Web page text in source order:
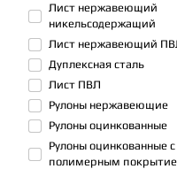
Лист нержавеющий
никельсодержащий
Лист нержавеющий
Дуплексная сталь
Лист ПВЛ
Рулоны нержавеющие
Рулоны оцинкованные
Рулоны оцинкованные с
полимерным